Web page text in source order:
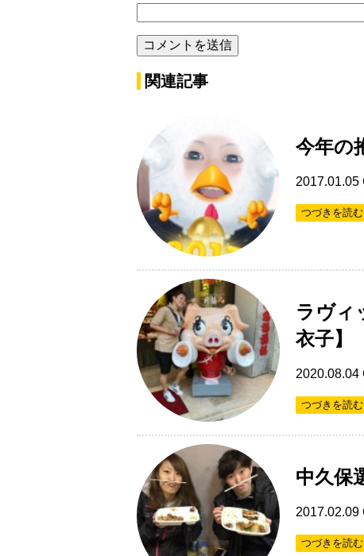
関連記事
今年の
2017.01.05
つづきを読む
ラヴィ
衣子】
2020.08.04
つづきを読む
中久保
2017.02.09
つづきを読む